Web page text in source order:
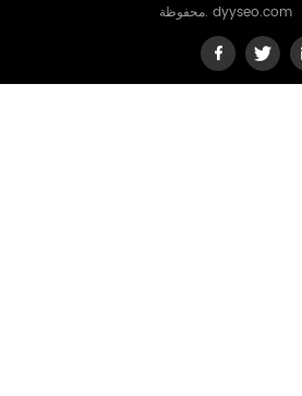
محفوظة. dyyseo.com